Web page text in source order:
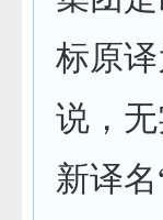
标原译
说，
新译名